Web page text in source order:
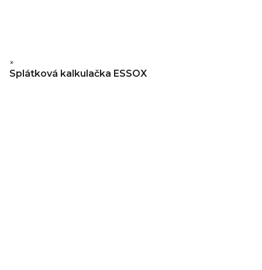
×
Splátková kalkulačka ESSOX